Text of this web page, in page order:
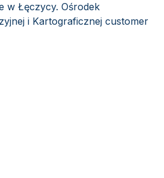
w Łęczycy. Ośrodek
i Kartograficznej customer